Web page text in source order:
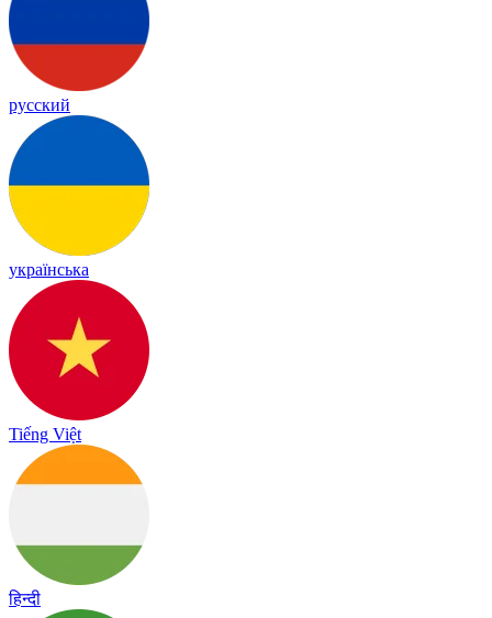
русский
українська
Tiếng Việt
हिन्दी